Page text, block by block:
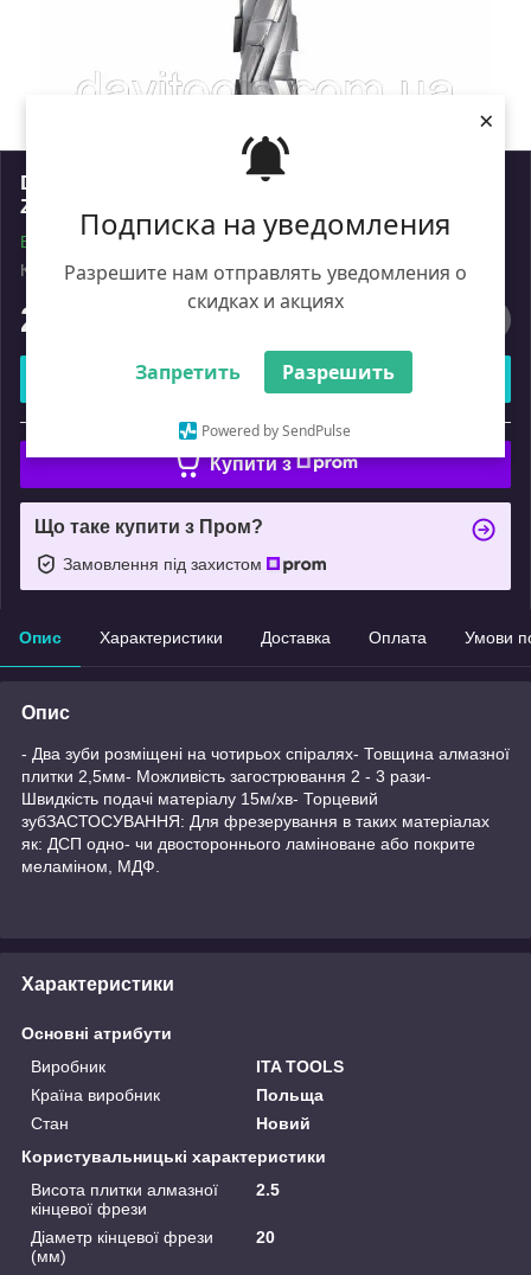
Подписка на уведомления
Разрешите нам отправлять уведомления о
скидках и акциях
Запретить Разрешить
Powered by SendPulse
×
DTN Фреза DIA D=20 I=55 S=20x50 LH ECO
Z=12+1 (Z=2)
В наявності
Код: DTN.20.055.20.0SL
Роздріб
26 125
Купити
або
Купити з
Що таке купити з Пром?
Замовлення під захистом
Опис Характеристики Доставка Оплата Умови
Опис
- Два зуби розміщені на чотирьох спіралях- Товщина алмазної
плитки 2,5мм- Можливість загострювання 2 - 3 рази-
Швидкість подачі матеріалу 15м/хв- Торцевий
зубЗАСТОСУВАННЯ: Для фрезерування в таких матеріалах
як: ДСП одно- чи двостороннього ламіноване або покрите
меламіном, МДФ.
Характеристики
Основні атрибути
Виробник
ITA TOOLS
Країна виробник
Польща
Стан
Новий
Користувальницькі характеристики
Висота плитки алмазної
кінцевої фрези
2.5
Діаметр кінцевої фрези
(мм)
20